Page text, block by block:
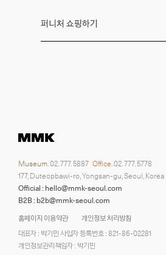
퍼니처 쇼핑하기
홈페이지 이용약관
개인정보 처리방침
대표자 : 박기민 사업자 등록번호 : 821-86-02281
개인정보관리책임자 : 박기민
Museum.02. 777. 5887 Office.02. 777. 5778
177, Duteopbawi-ro, Yongsan-gu, Seoul, Korea
Official : hello@mmk-seoul.com
B2B : b2b@mmk-seoul.com